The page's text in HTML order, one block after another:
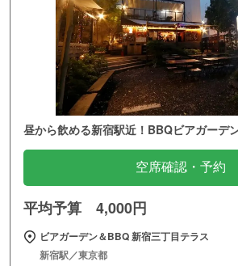
昼から飲める新宿駅近！BBQビアガーデ
空席確認・予約
平均予算 4,000円
ビアガーデン＆BBQ 新宿三丁目テラス
新宿駅／東京都